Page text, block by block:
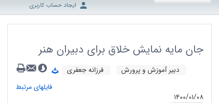
ایجاد حساب کاربری
جان مایه نمایش خلاق برای دبیران هنر
دبیر آموزش و پرورش
فرزانه جعفری
فایلهای مرتبط
۱۴۰۰/۰۱/۰۸